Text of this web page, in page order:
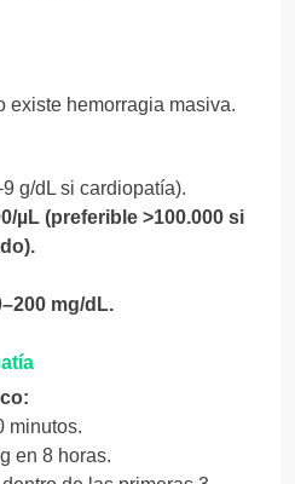
existe hemorragia masiva.
g/dL si cardiopatía).
µL (preferible >100.000 si
mg/dL.
minutos.
en 8 horas.